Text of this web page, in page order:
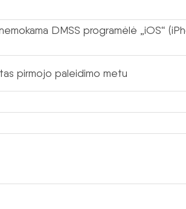
DMSS programėlė „iOS“
pirmojo paleidimo metu